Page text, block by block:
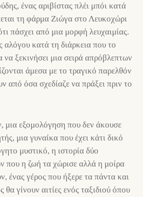
ένας αριβίστας πλέι μπόι κατά
τη φάρμα Ζιώγα στο Λευκοχώρι
πάσχει από μια μορφή λευχαιμίας.
αλόγου κατά τη διάρκεια που το
να ξεκινήσει μια σειρά απρόβλεπτων
άμεσα με το τραγικό παρελθόν
από όσα σχεδίαζε να πράξει πριν το
μια εξομολόγηση που δεν άκουσε
μια γυναίκα που έχει κάτι δικό
μυστικό, η ιστορία δύο
που η ζωή τα χώρισε αλλά η μοίρα
ένας γέρος που ήξερε τα πάντα και
θα γίνουν αιτίες ενός ταξιδιού όπου